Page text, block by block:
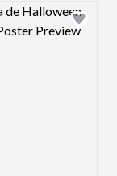
Design preview